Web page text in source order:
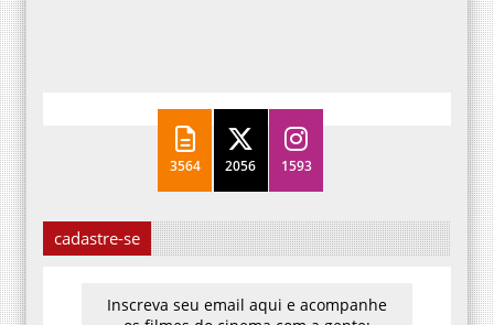
3564 2056 1593
cadastre-se
Inscreva seu email aqui e acompanhe